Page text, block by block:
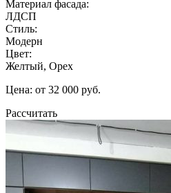
Материал фасада:
ЛДСП
Стиль:
Модерн
Цвет:
Желтый, Орех
Цена: от 32 000 руб.
Рассчитать